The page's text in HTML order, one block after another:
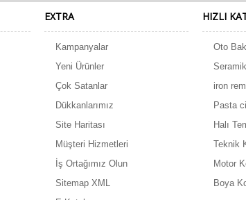
EXTRA
Kampanyalar
Yeni Ürünler
Çok Satanlar
Dükkanlarımız
Site Haritası
Müşteri Hizmetleri
İş Ortağımız Olun
Sitemap XML
HIZLI
Oto
iron
Pasta
Halı
Teknik
Motor
Boya